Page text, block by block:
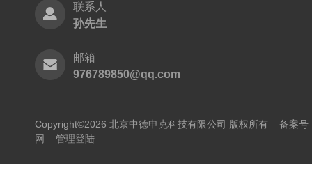
联系人
孙先生
邮箱
976789850@qq.com
Copyright©2026 北京中德申克科技有限公司 版权所有 备案号
网
管理登陆